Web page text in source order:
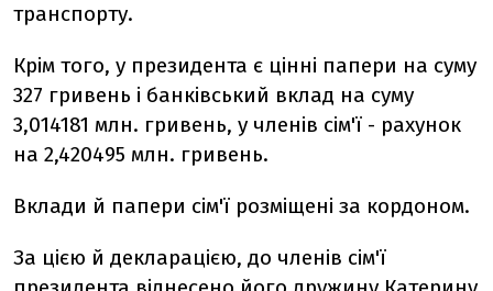
транспорту.
Крім того, у президента є цінні папери на суму
327 гривень і банківський вклад на суму
3,014181 млн. гривень, у членів сім'ї - рахунок
на 2,420495 млн. гривень.
Вклади й папери сім'ї розміщені за кордоном.
За цією й декларацією, до членів сім'ї